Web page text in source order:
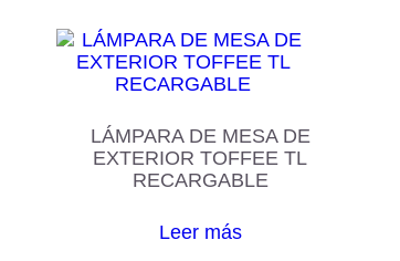
LÁMPARA DE MESA DE
EXTERIOR TOFFEE TL
RECARGABLE
Leer más